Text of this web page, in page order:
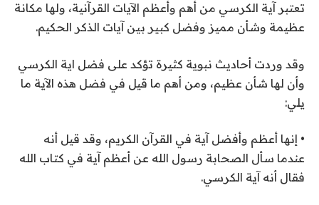
تعتبر آية الكرسي من أهم وأعظم الآيات القرآنية، ولها مكانة
عظيمة وشأن مميز وفضل كبير بين آيات الذكر الحكيم.
وقد وردت أحاديث نبوية كثيرة تؤكد على فضل اية الكرسي
وأن لها شأن عظيم، ومن أهم ما قيل في فضل هذه الآية ما
يلي:
• إنها أعظم وأفضل آية في القرآن الكريم، وقد قيل أنه
عندما سأل الصحابة رسول الله عن أعظم آية في كتاب الله
فقال أنه آية الكرسي.